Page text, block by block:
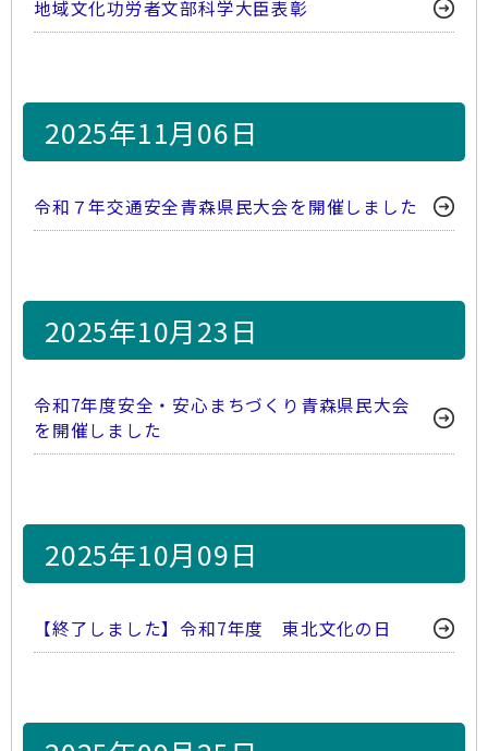
地域文化功労者文部科学大臣表彰
2025年11月06日
令和７年交通安全青森県民大会を開催しました
2025年10月23日
令和7年度安全・安心まちづくり青森県民大会
を開催しました
2025年10月09日
【終了しました】令和7年度 東北文化の日